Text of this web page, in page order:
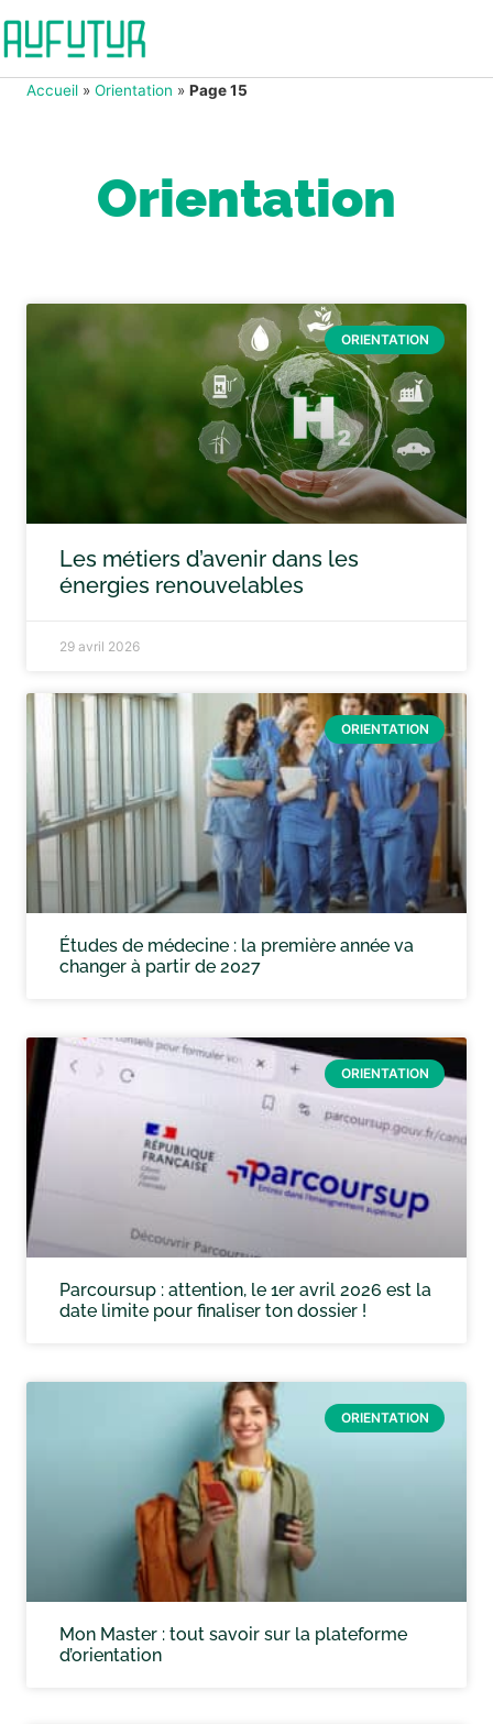
Accueil » Orientation » Page 15
Orientation
ORIENTATION
Les métiers d’avenir dans les
énergies renouvelables
29 avril 2026
ORIENTATION
Études de médecine : la première année va
changer à partir de 2027
ORIENTATION
Parcoursup : attention, le 1er avril 2026 est la
date limite pour finaliser ton dossier !
ORIENTATION
Mon Master : tout savoir sur la plateforme
d’orientation